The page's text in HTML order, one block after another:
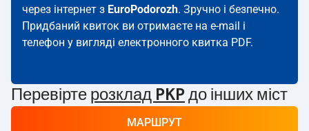
через інтернет з EuroPodorozh. Зручно і безпечно.
Придбаний квиток ви отримаєте на e-mail і
телефон у вигляді електронного квитка PDF.
Перевірте розклад PKP до інших міст
МАРШРУТ